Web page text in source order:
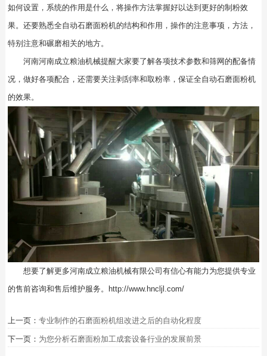
如何设置，系统的作用是什么，将操作方法掌握好以达到更好的制粉效
果。还要熟悉全自动石磨面粉机的结构和作用，操作的注意事项，方法，
特别注意和碾磨相关的地方。
河南河南成立粮油机械提醒大家要了解各项技术参数和筛网的配备情
况，做好各项配合，还需要关注剥刮率和取粉率，保证全自动石磨面粉机
的效果。
想要了解更多河南成立粮油机械有限公司有信心有能力为您提供专业
的售前咨询和售后维护服务。
http://www.hncljl.com/
上一页：专业制作的石磨面粉机组改进之后的自动化程度
下一页： 为您分析石磨面粉加工成套设备行业的发展前景